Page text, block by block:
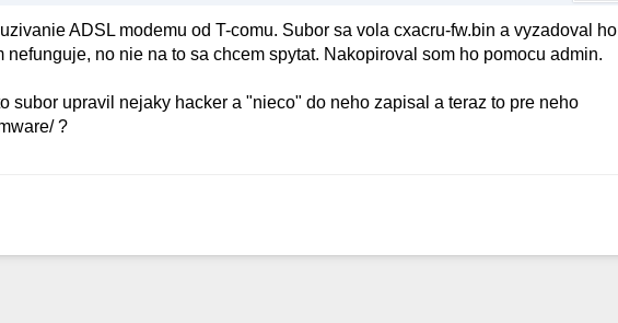
ADSL modemu od T-comu. Subor sa vola cxacru-fw.bin a vyzadoval ho
no nie na to sa chcem spytat. Nakopiroval som ho pomocu admin.
subor upravil nejaky hacker a "nieco" do neho zapisal a teraz to pre neho
?